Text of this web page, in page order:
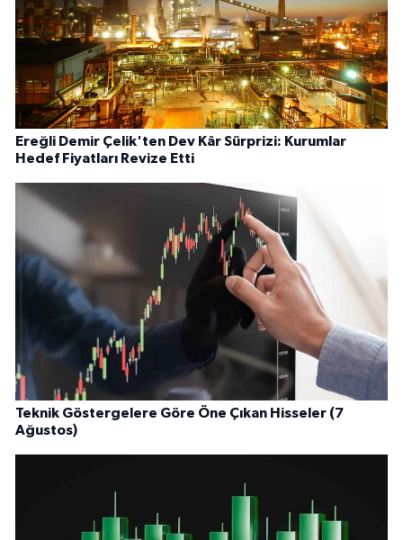
Ereğli Demir Çelik'ten Dev Kâr Sürprizi: Kurumlar
Hedef Fiyatları Revize Etti
Teknik Göstergelere Göre Öne Çıkan Hisseler (7
Ağustos)